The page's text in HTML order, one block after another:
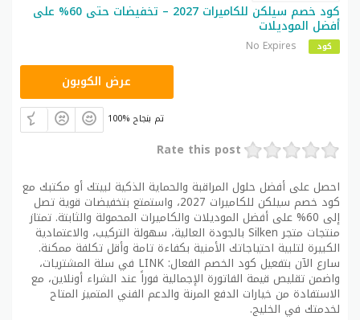
كود خصم سيلكن للكاميرات 2027 – تخفيضات حتى 60% على
أفضل الموديلات
كود No Expires
عرض الكوبون
100% تم بنجاح
Rate this post
احصل على أفضل حلول المراقبة والحماية الذكية لبيتك أو مكتبك مع
كود خصم سيلكن للكاميرات 2027، واستمتع بتخفيضات قوية تصل
إلى 60% على أفضل الموديلات والكاميرات المحمولة والثابتة. تمتاز
منتجات متجر Silken بالجودة العالية، سهولة التركيب، والاعتمادية
الكبيرة لتلبية احتياجاتك الأمنية بكفاءة تامة وأقل تكلفة ممكنة.
سارع الآن بتفعيل كود الخصم الفعال: LINK في سلة المشتريات،
واضمن تقليص قيمة الفاتورة الإجمالية فوراً عند الشراء أونلاين، مع
الاستفادة من خيارات الدفع المرنة والدعم الفني المتميز المتاح
لخدمتك في الخليج.